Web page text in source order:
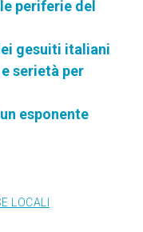
periferie del
gesuiti italiani
serietà per
esponente
LOCALI